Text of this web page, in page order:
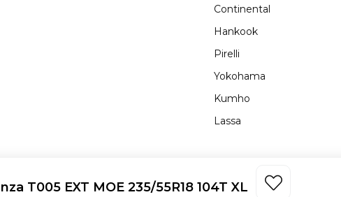
Continental
Hankook
Pirelli
Yokohama
Kumho
Lassa
T005 EXT MOE 235/55R18 104T XL